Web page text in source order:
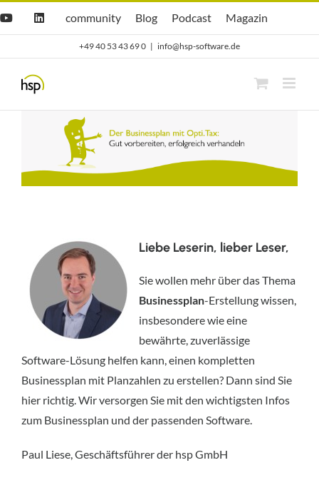
YouTubeLinkedIn
Hsp
community
community
hsp
Blog
Blog Opti.Cast
Podcast Opti.Mag
Magazin
+49 40 53 43 69 0 | info@hsp-software.de
Liebe Leserin, lieber Leser,
Sie wollen mehr über das Thema
Businessplan-Erstellung wissen,
insbesondere wie eine
bewährte, zuverlässige
Software-Lösung helfen kann, einen kompletten
Businessplan mit Planzahlen zu erstellen? Dann sind Sie
hier richtig. Wir versorgen Sie mit den wichtigsten Infos
zum Businessplan und der passenden Software.
Paul Liese, Geschäftsführer der hsp GmbH